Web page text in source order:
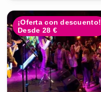
¡Oferta con descuento!
Desde 28 €